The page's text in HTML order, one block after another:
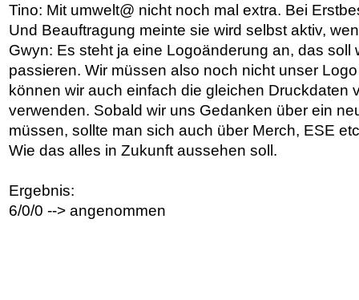
Tino: Mit umwelt@ nicht noch mal extra. Bei
Und Beauftragung meinte sie wird selbst aktiv,
Gwyn: Es steht ja eine Logoänderung an, das soll
passieren. Wir müssen also noch nicht unser
können wir auch einfach die gleichen Druckdaten
verwenden. Sobald wir uns Gedanken über ein
müssen, sollte man sich auch über Merch, ESE
Wie das alles in Zukunft aussehen soll.
Ergebnis:
6/0/0 --> angenommen